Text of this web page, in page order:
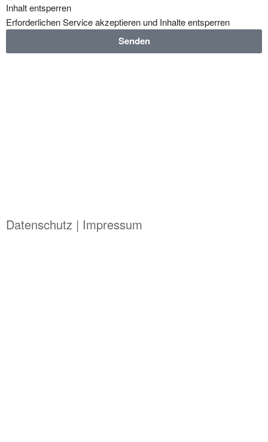
Inhalt entsperren
Erforderlichen Service akzeptieren und Inhalte entsperren
Senden
Datenschutz | Impressum